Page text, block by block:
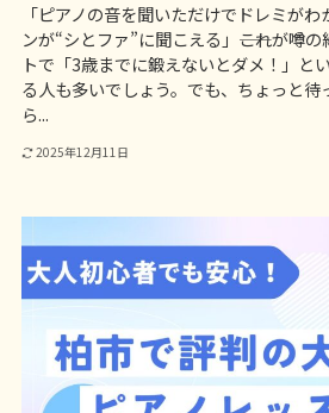
「ピアノの音を聞いただけでドレミが
ンが“シとファ”に聞こえる」――これが噂
トで「3歳までに鍛えないとダメ！」と
る人も多いでしょう。でも、ちょっと待
ら...
2025年12月11日